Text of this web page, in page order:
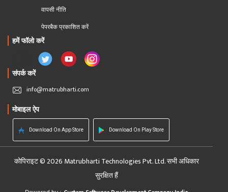
वापसी नीति
पेपरबैक प्रकाशित करें
हमें फॉलो करें
संपर्क करें
info@matrubharti.com
मोबाइल ऐप
Download On App Store Download On Play Store
कोपिराइट © 2026 Matrubharti Technologies Pvt. Ltd. सभी अधिकार
सुरक्षित हैं